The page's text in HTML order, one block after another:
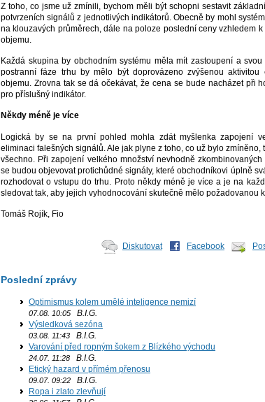
Z toho, co jsme už zmínili, bychom měli být schopni sestavit
potvrzeních signálů z jednotlivých indikátorů. Obecně by mohl
na klouzavých průměrech, dále na poloze poslední ceny vzhledem
objemu.
Každá skupina by obchodním systému měla mít zastoupení a
postranní fáze trhu by mělo být doprovázeno zvýšenou
objemu. Zrovna tak se dá očekávat, že cena se bude nacházet při
pro příslušný indikátor.
Někdy méně je více
Logická by se na první pohled mohla zdát myšlenka zapojení
eliminaci falešných signálů. Ale jak plyne z toho, co už bylo zmíněno,
všechno. Při zapojení velkého množství nevhodně
se budou objevovat protichůdné signály, které obchodníkovi úplně
rozhodovat o vstupu do trhu. Proto někdy méně je více a je na
sledovat tak, aby jejich vyhodnocování skutečně mělo požadovanou
Tomáš Rojík, Fio
Diskutovat Facebook
Poslední zprávy
Optimismus kolem umělé inteligence nemizí
07.08. 10:05 B.I.G.
Výsledková sezóna
03.08. 11:43 B.I.G.
Varování před ropným šokem z Blízkého východu
24.07. 11:28 B.I.G.
Etický hazard v přímém přenosu
09.07. 09:22 B.I.G.
Ropa i zlato zlevňují